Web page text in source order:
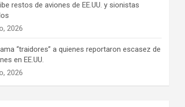
restos de aviones de EE.UU. y sionistas
2026
“traidores” a quienes reportaron escasez de
en EE.UU.
2026